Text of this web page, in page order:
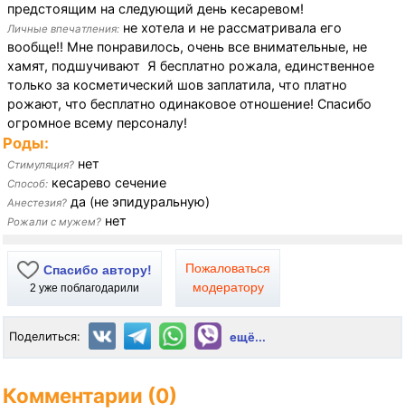
предстоящим на следующий день кесаревом!
Личные впечатления: не хотела и не рассматривала его
вообще!! Мне понравилось, очень все внимательные, не
хамят, подшучивают Я бесплатно рожала, единственное
только за косметический шов заплатила, что платно
рожают, что бесплатно одинаковое отношение! Спасибо
огромное всему персоналу!
Роды:
Стимуляция? нет
Способ: кесарево сечение
Анестезия? да (не эпидуральную)
Рожали с мужем? нет
Спасибо автору!
2 уже поблагодарили
Пожаловаться
модератору
Поделиться: ещё...
Комментарии (0)